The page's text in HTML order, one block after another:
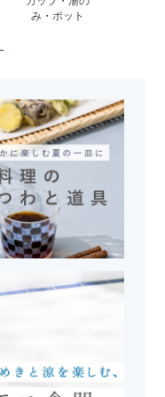
み・ポット